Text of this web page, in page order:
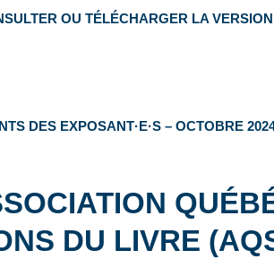
OU TÉLÉCHARGER LA
DES EXPOSANT·E·S – OCTOBRE
DU LIVRE